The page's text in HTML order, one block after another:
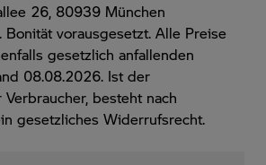
26, 80939 München
Bonität vorausgesetzt. Alle Preise
gesetzlich anfallenden
08.08.2026. Ist der
besteht nach
gesetzliches Widerrufsrecht.